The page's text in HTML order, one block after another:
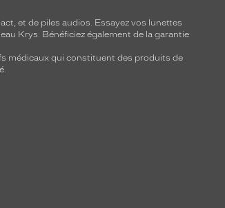
, et de piles audios. Essayez vos lunettes
Krys. Bénéficiez également de la garantie
médicaux qui constituent des produits de